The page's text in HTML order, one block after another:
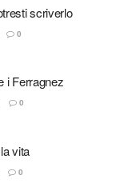
scriverlo
0
i Ferragnez
0
vita
0